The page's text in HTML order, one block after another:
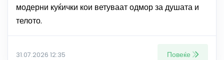
модерни куќички кои ветуваат одмор за душата и
телото.
31.07.2026 12:35 Повеќе